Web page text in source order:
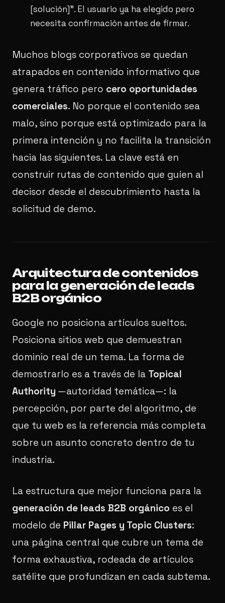
[solución]". El usuario ya ha elegido pero
necesita confirmación antes de firmar.
Muchos blogs corporativos se quedan
atrapados en contenido informativo que
genera tráfico pero cero oportunidades
comerciales. No porque el contenido sea
malo, sino porque está optimizado para la
primera intención y no facilita la transición
hacia las siguientes. La clave está en
construir rutas de contenido que guíen al
decisor desde el descubrimiento hasta la
solicitud de demo.
Arquitectura de contenidos
para la generación de leads
B2B orgánico
Google no posiciona artículos sueltos.
Posiciona sitios web que demuestran
dominio real de un tema. La forma de
demostrarlo es a través de la Topical
Authority —autoridad temática—: la
percepción, por parte del algoritmo, de
que tu web es la referencia más completa
sobre un asunto concreto dentro de tu
industria.
La estructura que mejor funciona para la
generación de leads B2B orgánico es el
modelo de Pillar Pages y Topic Clusters:
una página central que cubre un tema de
forma exhaustiva, rodeada de artículos
satélite que profundizan en cada subtema.